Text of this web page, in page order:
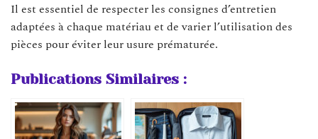
Il est essentiel de respecter les consignes d’entretien
adaptées à chaque matériau et de varier l’utilisation des
pièces pour éviter leur usure prématurée.
Publications Similaires :